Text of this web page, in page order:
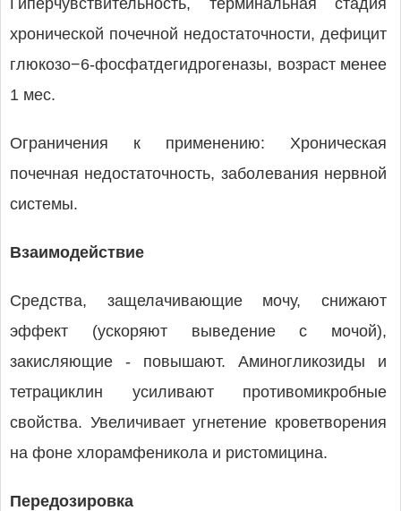
Гиперчувствительность, терминальная стадия
хронической почечной недостаточности, дефицит
глюкозо−6-фосфатдегидрогеназы, возраст менее
1 мес.
Ограничения к применению: Хроническая
почечная недостаточность, заболевания нервной
системы.
Взаимодействие
Средства, защелачивающие мочу, снижают
эффект (ускоряют выведение с мочой),
закисляющие - повышают. Аминогликозиды и
тетрациклин усиливают противомикробные
свойства. Увеличивает угнетение кроветворения
на фоне хлорамфеникола и ристомицина.
Передозировка